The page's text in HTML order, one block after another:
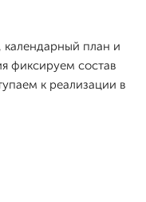
план и
фиксируем состав
к реализации в